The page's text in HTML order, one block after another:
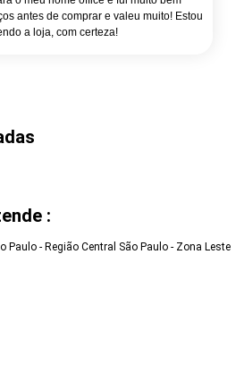
antes de comprar e valeu muito! Estou
a loja, com certeza!
:
Paulo - Região Central São Paulo - Zona Leste